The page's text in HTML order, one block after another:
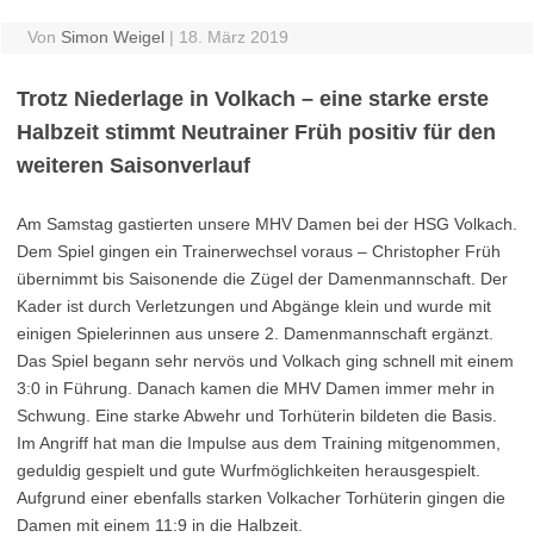
Von Simon Weigel | 18. März 2019
Trotz Niederlage in Volkach – eine starke erste
Halbzeit stimmt Neutrainer Früh positiv für den
weiteren Saisonverlauf
Am Samstag gastierten unsere MHV Damen bei der HSG Volkach.
Dem Spiel gingen ein Trainerwechsel voraus – Christopher Früh
übernimmt bis Saisonende die Zügel der Damenmannschaft. Der
Kader ist durch Verletzungen und Abgänge klein und wurde mit
einigen Spielerinnen aus unsere 2. Damenmannschaft ergänzt.
Das Spiel begann sehr nervös und Volkach ging schnell mit einem
3:0 in Führung. Danach kamen die MHV Damen immer mehr in
Schwung. Eine starke Abwehr und Torhüterin bildeten die Basis.
Im Angriff hat man die Impulse aus dem Training mitgenommen,
geduldig gespielt und gute Wurfmöglichkeiten herausgespielt.
Aufgrund einer ebenfalls starken Volkacher Torhüterin gingen die
Damen mit einem 11:9 in die Halbzeit.